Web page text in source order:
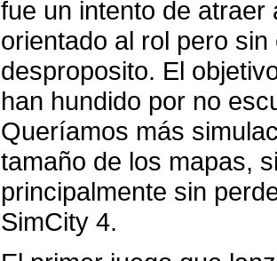
fue un intento de
orientado al rol pero
desproposito. El
han hundido por no
Queríamos más
tamaño de los mapas,
principalmente sin
SimCity 4.